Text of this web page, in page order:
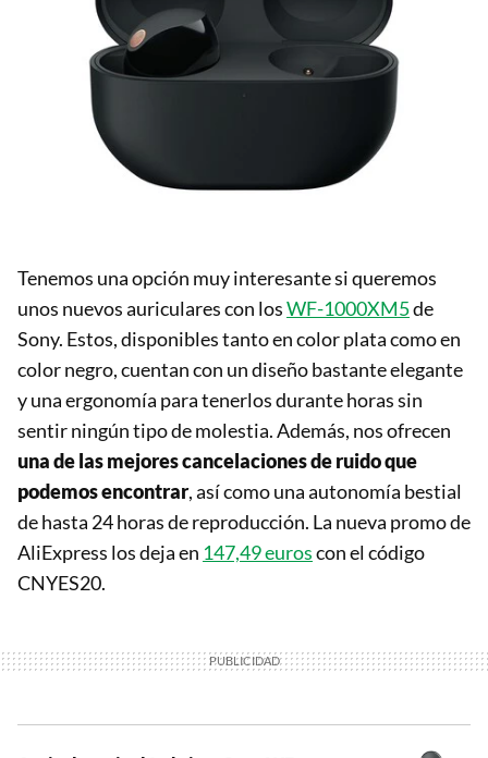
Tenemos una opción muy interesante si queremos
unos nuevos auriculares con losWF-1000XM5de
Sony. Estos, disponibles tanto en color plata como en
color negro, cuentan con un diseño bastante elegante
y una ergonomía para tenerlos durante horas sin
sentir ningún tipo de molestia. Además, nos ofrecen
una de las mejores cancelaciones de ruido que
podemos encontrar, así como una autonomía bestial
de hasta 24 horas de reproducción. La nueva promo de
AliExpress los deja en 147,49 euroscon el código
CNYES20.